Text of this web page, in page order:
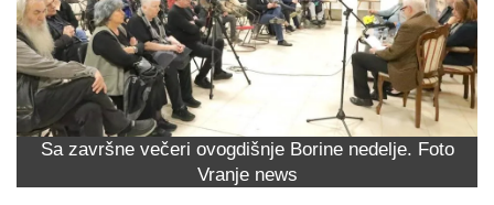
Sa završne večeri ovogdišnje Borine nedelje. Foto
Vranje news